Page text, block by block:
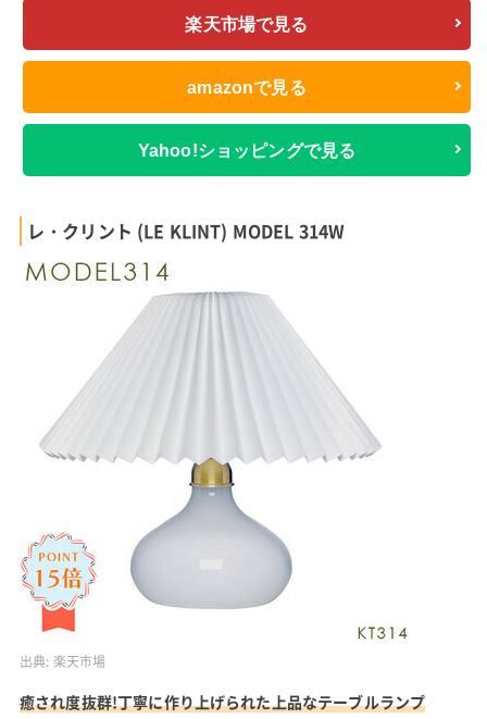
楽天市場で見る
amazonで見る
Yahoo!ショッピングで見る
レ・クリント (LE KLINT) MODEL 314W
出典: 楽天市場
癒され度抜群!丁寧に作り上げられた上品なテーブルランプ